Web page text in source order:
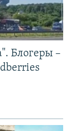
Блогеры –